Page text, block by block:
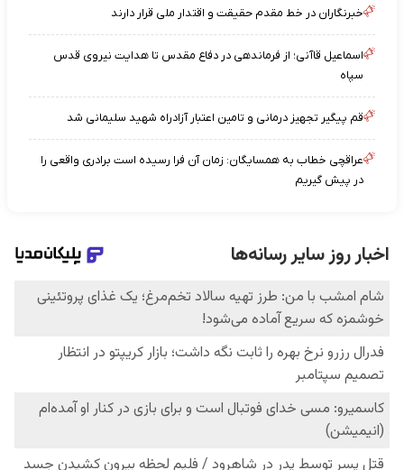
خبرنگاران در خط مقدم حقیقت و اقتدار ملی قرار دارند
اسماعیل قاآنی؛ از فرماندهی در دفاع مقدس تا هدایت نیروی قدس
سپاه
قم پیگیر تجهیز درمانی و تامین اعتبار آزادراه شهید سلیمانی شد
عراقچی خطاب به همسایگان: زمان آن فرا رسیده است برادری واقعی را
در پیش گیریم